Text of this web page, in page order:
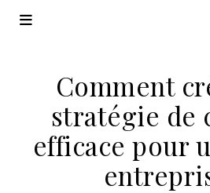
Comment
stratégie de
efficace pour